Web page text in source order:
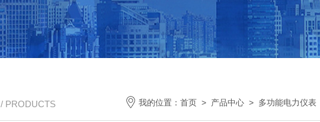
/ PRODUCTS 我的位置： 首页 > 产品中心 > 多功能电力仪表